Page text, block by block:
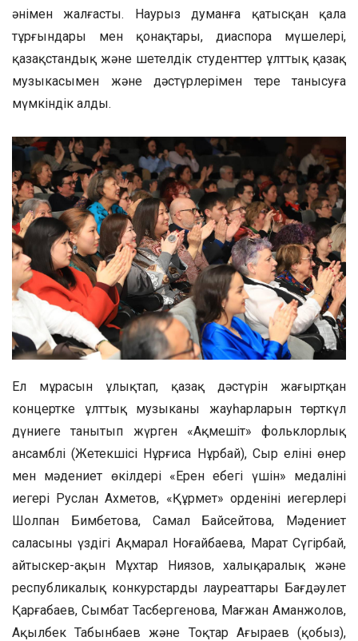
әнімен жалғасты. Наурыз думанға қатысқан қала
тұрғындары мен қонақтары, диаспора мүшелері,
қазақстандық және шетелдік студенттер ұлттық қазақ
музыкасымен және дәстүрлерімен терең танысуға
мүмкіндік алды.
Ел мұрасын ұлықтап, қазақ дәстүрін жаңғыртқан
концертке ұлттық музыканың жауһарларын төрткүл
дүниеге танытып жүрген «Ақмешіт» фольклорлық
ансамблі (Жетекшісі Нұрғиса Нұрбай), Сыр елінің өнер
мен мәдениет өкілдері «Ерен еңбегі үшін» медалінің
иегері Руслан Ахметов, «Құрмет» орденінің иегерлері
Шолпан Бимбетова, Самал Байсейтова, Мәдениет
саласының үздігі Ақмарал Ноғайбаева, Марат Сүгірбай,
айтыскер-ақын Мұхтар Ниязов, халықаралық және
республикалық конкурстардың лауреаттары Бағдәулет
Қарғабаев, Сымбат Тасбергенова, Мағжан Аманжолов,
Ақылбек Табынбаев және Тоқтар Ағыраев (қобыз),